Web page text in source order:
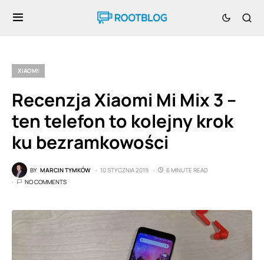
XIAOMI
Recenzja Xiaomi Mi Mix 3 –
ten telefon to kolejny krok
ku bezramkowości
BY MARCIN TYMKÓW 10 STYCZNIA 2019
6 MINUTE READ
NO COMMENTS